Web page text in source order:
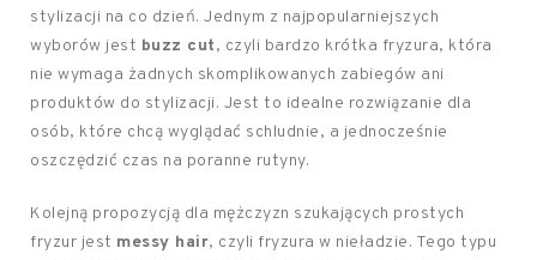
stylizacji na co dzień. Jednym z najpopularniejszych
wyborów jest buzz cut, czyli bardzo krótka fryzura, która
nie wymaga żadnych skomplikowanych zabiegów ani
produktów do stylizacji. Jest to idealne rozwiązanie dla
osób, które chcą wyglądać schludnie, a jednocześnie
oszczędzić czas na poranne rutyny.
Kolejną propozycją dla mężczyzn szukających prostych
fryzur jest messy hair, czyli fryzura w nieładzie. Tego typu